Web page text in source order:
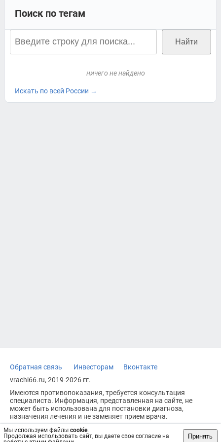
Мы используем файлы cookie.
Продолжая использовать сайт, вы даете свое согласие на
Принять
Поиск по тегам
ничего не найдено
Искать по всей России →
Обратная связь Инвесторам
Вконтакте
vrachi66.ru, 2019-2026 гг.
Имеются противопоказания, требуется консультация
специалиста. Информация, представленная на сайте, не
может быть использована для постановки диагноза,
назначения лечения и не заменяет прием врача.
Возрастное ограничение: 18+